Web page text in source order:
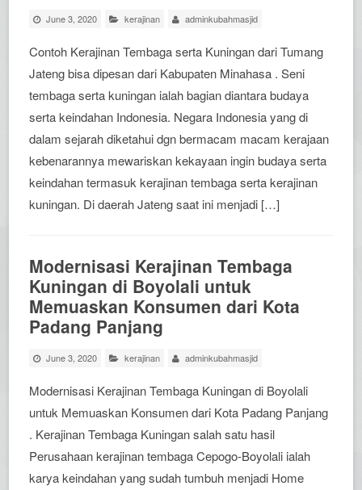
June 3, 2020 kerajinan adminkubahmasjid
Contoh Kerajinan Tembaga serta Kuningan dari Tumang
Jateng bisa dipesan dari Kabupaten Minahasa . Seni
tembaga serta kuningan ialah bagian diantara budaya
serta keindahan Indonesia. Negara Indonesia yang di
dalam sejarah diketahui dgn bermacam macam kerajaan
kebenarannya mewariskan kekayaan ingin budaya serta
keindahan termasuk kerajinan tembaga serta kerajinan
kuningan. Di daerah Jateng saat ini menjadi […]
Modernisasi Kerajinan Tembaga
Kuningan di Boyolali untuk
Memuaskan Konsumen dari Kota
Padang Panjang
June 3, 2020 kerajinan adminkubahmasjid
Modernisasi Kerajinan Tembaga Kuningan di Boyolali
untuk Memuaskan Konsumen dari Kota Padang Panjang
. Kerajinan Tembaga Kuningan salah satu hasil
Perusahaan kerajinan tembaga Cepogo-Boyolali ialah
karya keindahan yang sudah tumbuh menjadi Home